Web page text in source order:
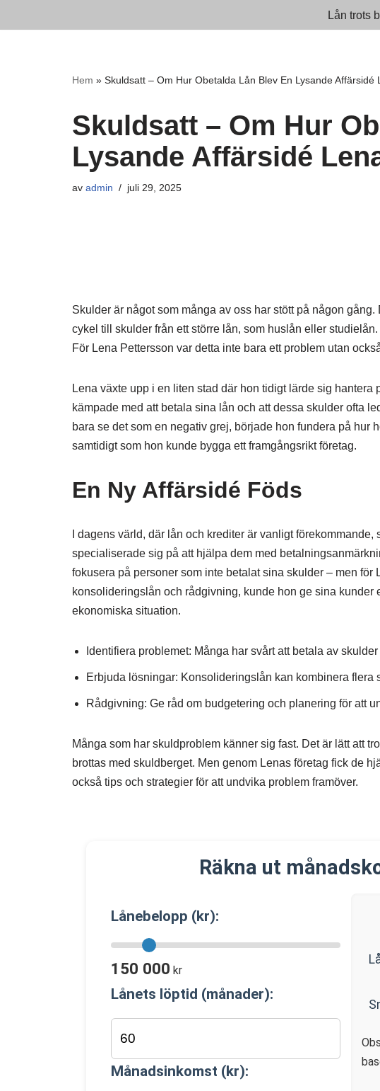
Lån trots
Hem » Skuldsatt – Om Hur Obetalda Lån Blev En Lysande Affärsidé
Skuldsatt – Om Hur
Lysande Affärsidé
av admin juli 29, 2025
Skulder är något som många av oss har stött på någon
cykel till skulder från ett större lån, som huslån eller
För Lena Pettersson var detta inte bara ett problem utan
Lena växte upp i en liten stad där hon tidigt lärde sig
kämpade med att betala sina lån och att dessa skulder ofta
bara se det som en negativ grej, började hon fundera på hur
samtidigt som hon kunde bygga ett framgångsrikt företag.
En Ny Affärsidé Föds
I dagens värld, där lån och krediter är vanligt
specialiserade sig på att hjälpa dem med
fokusera på personer som inte betalat sina skulder – men för
konsolideringslån och rådgivning, kunde hon ge sina kunder
ekonomiska situation.
Identifiera problemet: Många har svårt att betala av
Erbjuda lösningar: Konsolideringslån kan kombinera flera
Rådgivning: Ge råd om budgetering och planering för att
Många som har skuldproblem känner sig fast. Det är lätt att
brottas med skuldberget. Men genom Lenas företag fick de
också tips och strategier för att undvika problem framöver.
Räkna ut
Lånebelopp (kr):
150 000 kr
Lånets löptid (månader):
Månadsinkomst (kr):